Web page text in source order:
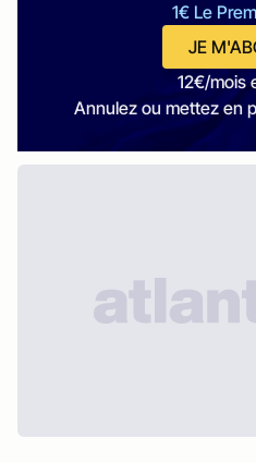
1€ Le
JE
12€/mois
Annulez ou mettez en